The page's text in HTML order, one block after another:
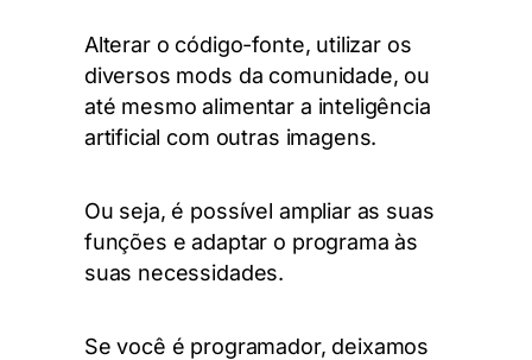
Alterar o código-fonte, utilizar os
diversos mods da comunidade, ou
até mesmo alimentar a inteligência
artificial com outras imagens.
Ou seja, é possível ampliar as suas
funções e adaptar o programa às
suas necessidades.
Se você é programador, deixamos